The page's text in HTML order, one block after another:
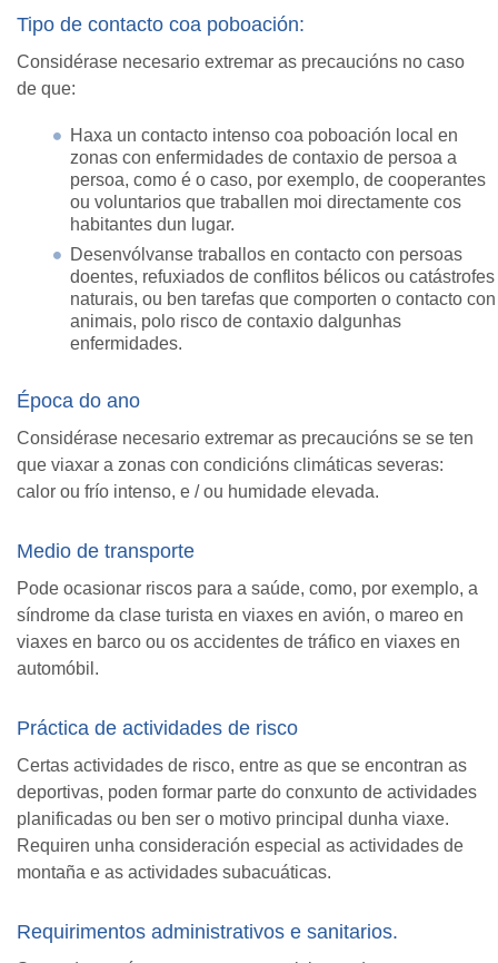
Tipo de contacto coa poboación:
Considérase necesario extremar as precaucións no caso
de que:
Haxa un contacto intenso coa poboación local en
zonas con enfermidades de contaxio de persoa a
persoa, como é o caso, por exemplo, de cooperantes
ou voluntarios que traballen moi directamente cos
habitantes dun lugar.
Desenvólvanse traballos en contacto con persoas
doentes, refuxiados de conflitos bélicos ou catástrofes
naturais, ou ben tarefas que comporten o contacto con
animais, polo risco de contaxio dalgunhas
enfermidades.
Época do ano
Considérase necesario extremar as precaucións se se ten
que viaxar a zonas con condicións climáticas severas:
calor ou frío intenso, e / ou humidade elevada.
Medio de transporte
Pode ocasionar riscos para a saúde, como, por exemplo, a
síndrome da clase turista en viaxes en avión, o mareo en
viaxes en barco ou os accidentes de tráfico en viaxes en
automóbil.
Práctica de actividades de risco
Certas actividades de risco, entre as que se encontran as
deportivas, poden formar parte do conxunto de actividades
planificadas ou ben ser o motivo principal dunha viaxe.
Requiren unha consideración especial as actividades de
montaña e as actividades subacuáticas.
Requirimentos administrativos e sanitarios.